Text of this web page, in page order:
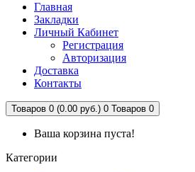
Главная
Закладки
Личный Кабинет
Регистрация
Авторизация
Доставка
Контакты
Товаров 0 (0.00 руб.) 0 Товаров 0
Ваша корзина пуста!
Категории